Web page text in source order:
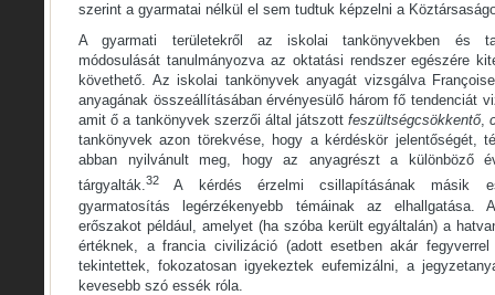
szerint a gyarmatai nélkül el sem tudtuk képzelni a
A gyarmati területekről az iskolai tankönyvekben és
módosulását tanulmányozva az oktatási rendszer egészére
követhető. Az iskolai tankönyvek anyagát vizsgálva
anyagának összeállításában érvényesülő három fő tendenciát
amit ő a tankönyvek szerzői által játszottfeszültségcsökkentő,
tankönyvek azon törekvése, hogy a kérdéskör jelentőségét,
abban nyilvánult meg, hogy az anyagrészt a különböző
tárgyalták.32
A kérdés érzelmi csillapításának másik
gyarmatosítás legérzékenyebb témáinak az elhallgatása.
erőszakot például, amelyet (ha szóba került egyáltalán) a
értéknek, a francia civilizáció (adott esetben akár
tekintettek, fokozatosan igyekeztek eufemizálni, a
kevesebb szó essék róla.